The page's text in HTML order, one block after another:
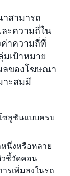
สามารถ
ละความถี่ใน
าความถี่ที่
เป้าหมาย
ลของโฆษณา
าะสมมี
ซลูชันแบบครบ
หนึ่งหรือหลาย
วชี้วัดคอน
รเพิ่มลงในรถ